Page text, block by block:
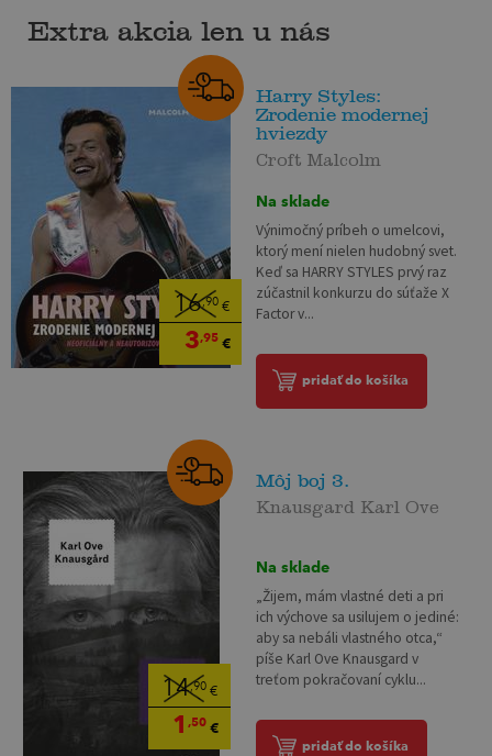
Extra akcia len u nás
16,90€
3,95€
Harry Styles:
Zrodenie modernej
hviezdy
Croft Malcolm
Na sklade
Výnimočný príbeh o umelcovi,
ktorý mení nielen hudobný svet.
Keď sa HARRY STYLES prvý raz
zúčastnil konkurzu do súťaže X
Factor v...
pridať do košíka
14,90 €
1 ,50 €
Môj boj 3.
Knausgard Karl Ove
Na sklade
„Žijem, mám vlastné deti a pri
ich výchove sa usilujem o jediné:
aby sa nebáli vlastného otca,“
píše Karl Ove Knausgard v
treťom pokračovaní cyklu...
pridať do košíka